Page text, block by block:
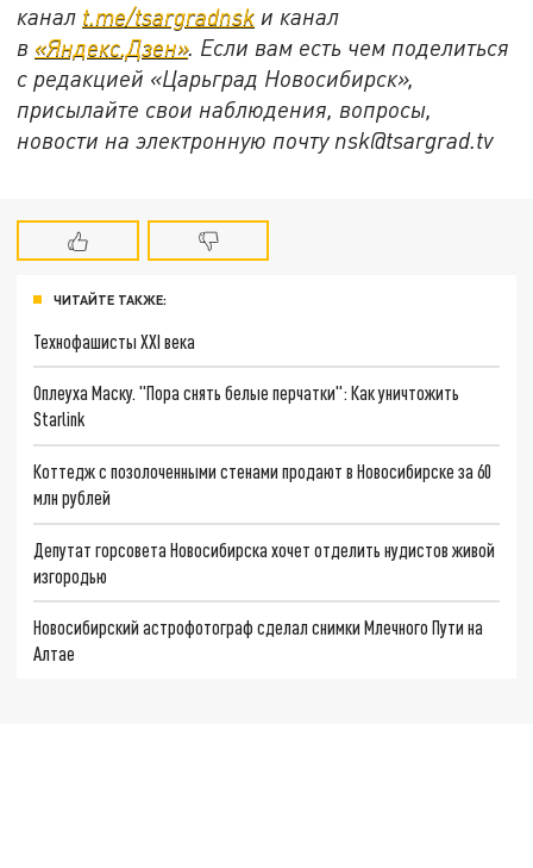
канал t.me/tsargradnsk и канал
в «Яндекс.Дзен». Если вам есть чем поделиться
с редакцией «Царьград Новосибирск»,
присылайте свои наблюдения, вопросы,
новости на электронную почту nsk@tsargrad.tv
ЧИТАЙТЕ ТАКЖЕ:
Технофашисты XXI века
Оплеуха Маску. "Пора снять белые перчатки": Как уничтожить
Starlink
Коттедж с позолоченными стенами продают в Новосибирске за 60
млн рублей
Депутат горсовета Новосибирска хочет отделить нудистов живой
изгородью
Новосибирский астрофотограф сделал снимки Млечного Пути на
Алтае